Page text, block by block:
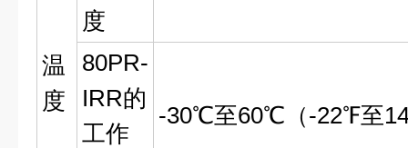
温
度
度
80PR-
IRR的
工作
-30℃至60℃（-22℉至